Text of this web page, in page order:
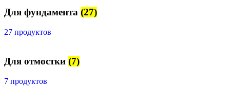
Для фундамента (27)
27 продуктов
Для отмостки (7)
7 продуктов